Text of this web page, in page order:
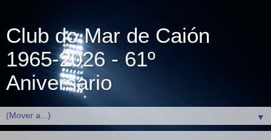
Club do Mar de Caión
1965-2026 - 61º
Aniversario
▼